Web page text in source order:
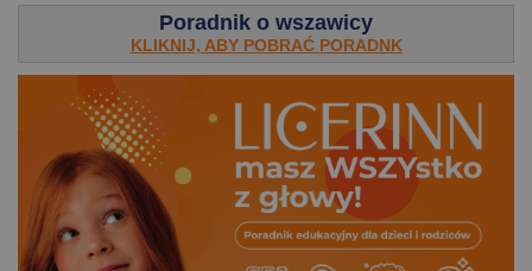
Poradnik o wszawicy
KLIKNIJ, ABY POBRAĆ PORADNK